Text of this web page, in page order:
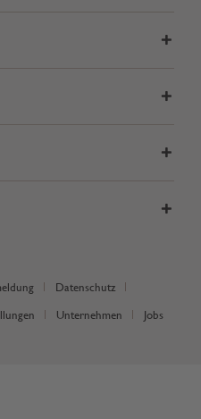
Datenschutz
Unternehmen Jobs